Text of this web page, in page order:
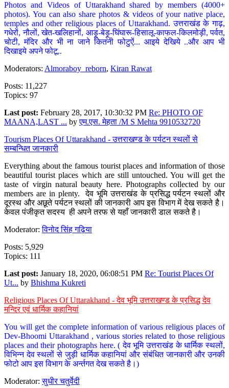
Photos and Videos of Uttarakhand shared by members (4000+
photos). You can also share photos & videos of your native place,
temples and other religious places of Uttarakhand. उत्तराखंड के गाढ़,
गधेरों, नौलों, खेत-खलिहानों, आड़ू-बेड़ू-घिंघारू-हिसालू-काफल-किलमोड़ी, पर्वत,
चोटी, मंदिर और भी ना जाने कितनी फोटुऐं... आइये देखिये ..और आप भी
दिखाइये अपने फोटू..
Moderators: Almoraboy_reborn, Kiran Rawat
Posts: 11,227
Topics: 97
Last post: February 28, 2017, 10:30:32 PM Re: PHOTO OF
MAANA,LAST ... byएम.एस. मेहता /M S Mehta 9910532720
Tourism Places Of Uttarakhand - उत्तराखण्ड के पर्यटन स्थलों से
सम्बन्धित जानकारी
Everything about the famous tourist places and information of those
beautiful tourist places which are still untouched. You will get the
taste of virgin natural beauty here. Photographs collected by our
members are in plenty. देव भूमि उत्तराखंड के प्रसिद्ध पर्यटन स्थलों और
दूरस्थ और अछूते पर्यटन स्थलों की जानकारी आप इस विभाग में देख सकते है।
केवल पंजीकृत सदस्य ही अपने तरफ से यहाँ जानकारी डाल सकते है।
Moderator:विनोद सिंह गढ़िया
Posts: 5,929
Topics: 111
Last post: January 18, 2020, 06:08:51 PM Re: Tourist Places Of
Ut... by Bhishma Kukreti
Religious Places Of Uttarakhand - देव भूमि उत्तराखण्ड के प्रसिद्ध देव
मन्दिर एवं धार्मिक कहानियां
You will get the complete information of various religious places of
Dev-Bhoomi Uttarakhand , various stories related to those religious
places and their photographs here. ( देव भूमि उत्तराखंड के धार्मिक स्थलों,
विभिन्न देव स्थलों से जुड़ी धार्मिक कहानियां और संबंधित जानकारी और उनकी
फोटो आप इस विभाग के अर्न्तगत देख सकते है।)
Moderator:सुधीर चतुर्वेदी